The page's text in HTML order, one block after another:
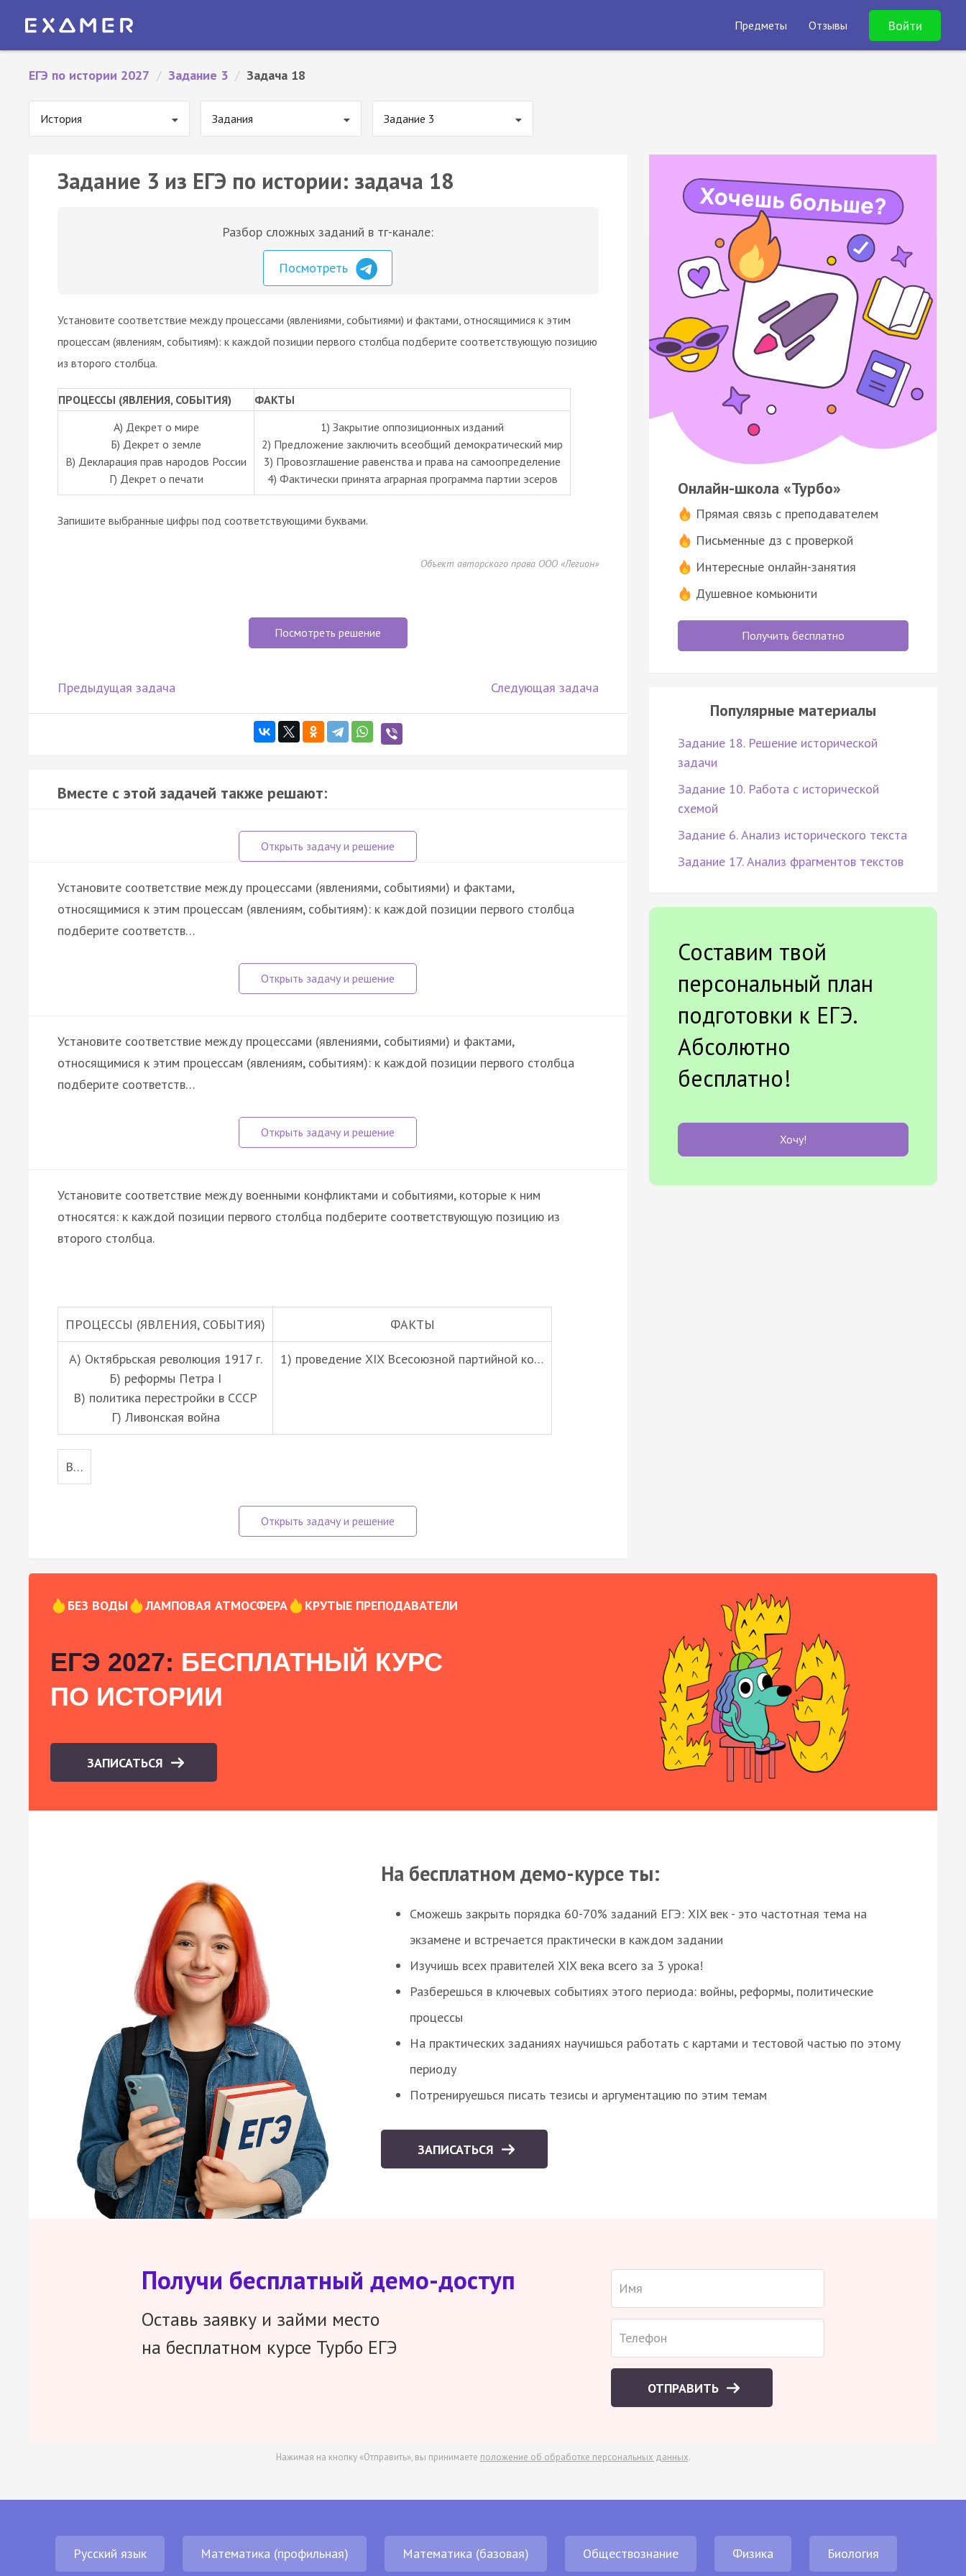
Предметы Отзывы Войти
ЕГЭ по истории 2027 / Задание 3 / Задача 18
История Задания Задание 3
Задание 3 из ЕГЭ по истории: задача 18
Разбор сложных заданий в тг-канале:
Посмотреть
Установите соответствие между процессами (явлениями, событиями) и фактами, относящимися к этим
процессам (явлениям, событиям): к каждой позиции первого столбца подберите соответствующую позицию
из второго столбца.
ПРОЦЕССЫ (ЯВЛЕНИЯ, СОБЫТИЯ)
ФАКТЫ
А) Декрет о мире
Б) Декрет о земле
В) Декларация прав народов России
Г) Декрет о печати
1) Закрытие оппозиционных изданий
2) Предложение заключить всеобщий демократический мир
3) Провозглашение равенства и права на самоопределение
4) Фактически принята аграрная программа партии эсеров
Запишите выбранные цифры под соответствующими буквами.
Объект авторского права ООО «Легион»
Посмотреть решение
Предыдущая задача Следующая задача
Вместе с этой задачей также решают:
Установите соответствие между процессами (явлениями, событиями) и фактами,
относящимися к этим процессам (явлениям, событиям): к каждой позиции первого столбца
подберите соответств…
Установите соответствие между процессами (явлениями, событиями) и фактами,
относящимися к этим процессам (явлениям, событиям): к каждой позиции первого столбца
подберите соответств…
Установите соответствие между военными конфликтами и событиями, которые к ним
относятся: к каждой позиции первого столбца подберите соответствующую позицию из
второго столбца.
ПРОЦЕССЫ (ЯВЛЕНИЯ, СОБЫТИЯ) ФАКТЫ
А) Октябрьская революция 1917 г.
Б) реформы Петра I
В) политика перестройки в СССР
Г) Ливонская война
1) проведение XIX Всесоюзной партийной ко…
В…
Онлайн-школа «Турбо»
Прямая связь с преподавателем
Письменные дз с проверкой
Интересные онлайн-занятия
Душевное комьюнити
Получить бесплатно
Популярные материалы
Задание 18. Решение исторической
задачи
Задание 10. Работа с исторической
схемой
Задание 6. Анализ исторического текста
Задание 17. Анализ фрагментов текстов
Составим твой
персональный план
подготовки к ЕГЭ.
Абсолютно
бесплатно!
Хочу!
БЕЗ ВОДЫ ЛАМПОВАЯ АТМОСФЕРА КРУТЫЕ ПРЕПОДАВАТЕЛИ
ЕГЭ 2027: БЕСПЛАТНЫЙ КУРС
ПО ИСТОРИИ
ЗАПИСАТЬСЯ
На бесплатном демо-курсе ты:
Сможешь закрыть порядка 60-70% заданий ЕГЭ: XIX век - это частотная тема на
экзамене и встречается практически в каждом задании
Изучишь всех правителей XIX века всего за 3 урока!
Разберешься в ключевых событиях этого периода: войны, реформы, политические
процессы
На практических заданиях научишься работать с картами и тестовой частью по этому
периоду
Потренируешься писать тезисы и аргументацию по этим темам
ЗАПИСАТЬСЯ
Получи бесплатный демо-доступ
Оставь заявку и займи место
на бесплатном курсе Турбо ЕГЭ
ОТПРАВИТЬ
Нажимая на кнопку «Отправить», вы принимаете положение об обработке персональных данных.
Русский язык Математика (профильная) Математика (базовая) Обществознание Физика Биология